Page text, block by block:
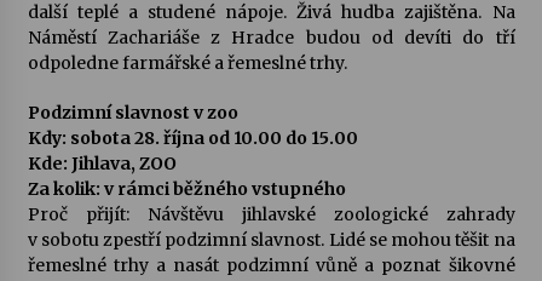
další teplé a studené nápoje. Živá hudba zajištěna. Na
Náměstí Zachariáše z Hradce budou od devíti do tří
odpoledne farmářské a řemeslné trhy.
Podzimní slavnost v zoo
Kdy: sobota 28. října od 10.00 do 15.00
Kde: Jihlava, ZOO
Za kolik: v rámci běžného vstupného
Proč přijít: Návštěvu jihlavské zoologické zahrady
v sobotu zpestří podzimní slavnost. Lidé se mohou těšit na
řemeslné trhy a nasát podzimní vůně a poznat šikovné